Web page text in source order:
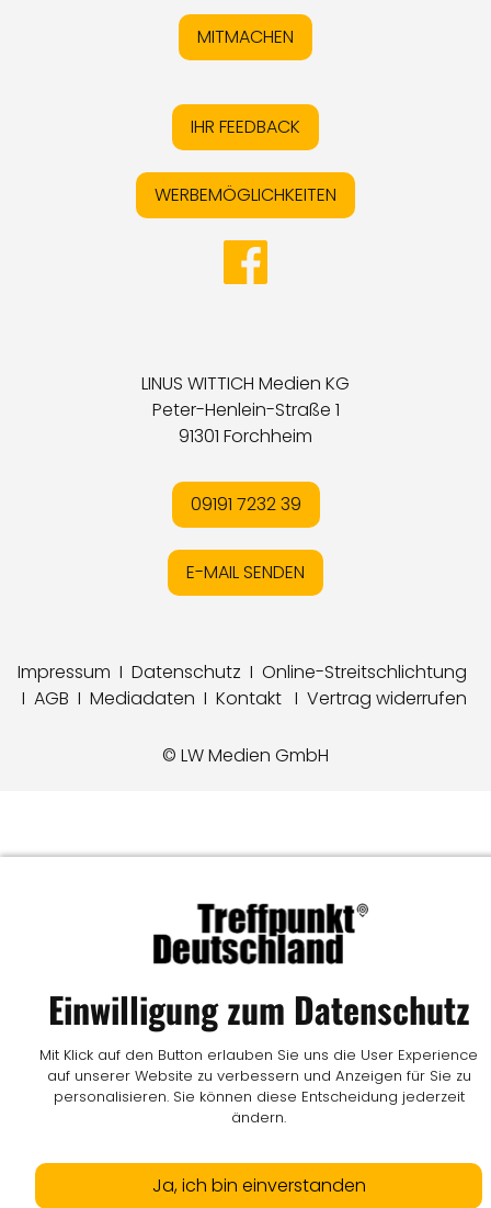
MITMACHEN
IHR FEEDBACK
WERBEMÖGLICHKEITEN
LINUS WITTICH Medien KG
Peter-Henlein-Straße 1
91301 Forchheim
09191 7232 39
E-MAIL SENDEN
Impressum I Datenschutz I Online-Streitschlichtung
I AGB I Mediadaten I Kontakt I Vertrag widerrufen
© LW Medien GmbH
Einwilligung zum Datenschutz
Mit Klick auf den Button erlauben Sie uns die User Experience
auf unserer Website zu verbessern und Anzeigen für Sie zu
personalisieren. Sie können diese Entscheidung jederzeit
ändern.
Ja, ich bin einverstanden